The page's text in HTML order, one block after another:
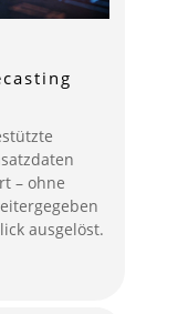
– ohne
ausgelöst.